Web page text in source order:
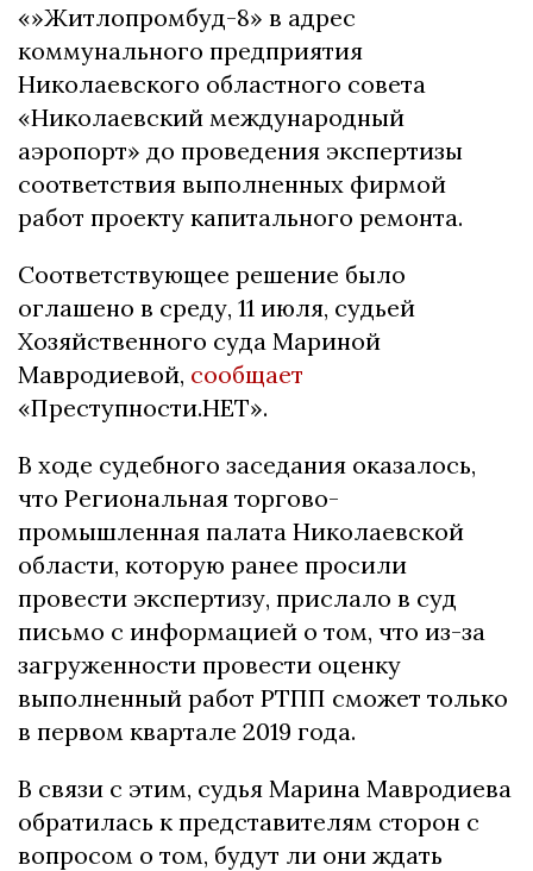
«»Житлопромбуд-8» в адрес
коммунального предприятия
Николаевского областного совета
«Николаевский международный
аэропорт» до проведения экспертизы
соответствия выполненных фирмой
работ проекту капитального ремонта.
Соответствующее решение было
оглашено в среду, 11 июля, судьей
Хозяйственного суда Мариной
Мавродиевой, сообщает
«Преступности.НЕТ».
В ходе судебного заседания оказалось,
что Региональная торгово-
промышленная палата Николаевской
области, которую ранее просили
провести экспертизу, прислало в суд
письмо с информацией о том, что из-за
загруженности провести оценку
выполненный работ РТПП сможет только
в первом квартале 2019 года.
В связи с этим, судья Марина Мавродиева
обратилась к представителям сторон с
вопросом о том, будут ли они ждать